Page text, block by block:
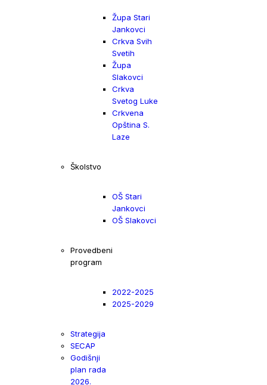
Župa Stari
Jankovci
Crkva Svih
Svetih
Župa
Slakovci
Crkva
Svetog Luke
Crkvena
Opština S.
Laze
Školstvo
OŠ Stari
Jankovci
OŠ Slakovci
Provedbeni
program
2022-2025
2025-2029
Strategija
SECAP
Godišnji
plan rada
2026.